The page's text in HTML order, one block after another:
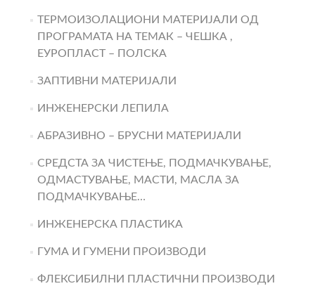
ТЕРМОИЗОЛАЦИОНИ МАТЕРИЈАЛИ ОД
ПРОГРАМАТА НА ТЕМАК – ЧЕШКА ,
ЕУРОПЛАСТ – ПОЛСКА
ЗАПТИВНИ МАТЕРИЈАЛИ
ИНЖЕНЕРСКИ ЛЕПИЛА
АБРАЗИВНО – БРУСНИ МАТЕРИЈАЛИ
СРЕДСТА ЗА ЧИСТЕЊЕ, ПОДМАЧКУВАЊЕ,
ОДМАСТУВАЊЕ, МАСТИ, МАСЛА ЗА
ПОДМАЧКУВАЊЕ…
ИНЖЕНЕРСКА ПЛАСТИКА
ГУМА И ГУМЕНИ ПРОИЗВОДИ
ФЛЕКСИБИЛНИ ПЛАСТИЧНИ ПРОИЗВОДИ